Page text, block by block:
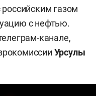
газом
с нефтью.
канале,
Урсулы